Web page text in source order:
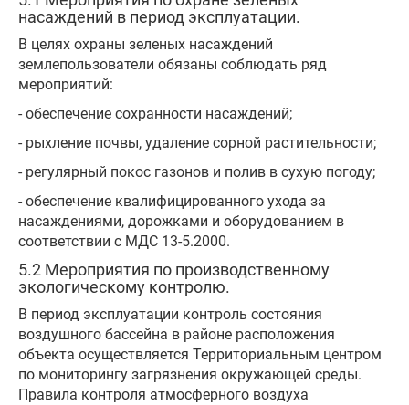
насаждений в период эксплуатации.
В целях охраны зеленых насаждений
землепользователи обязаны соблюдать ряд
мероприятий:
- обеспечение сохранности насаждений;
- рыхление почвы, удаление сорной растительности;
- регулярный покос газонов и полив в сухую погоду;
- обеспечение квалифицированного ухода за
насаждениями, дорожками и оборудованием в
соответствии с МДС 13-5.2000.
5.2 Мероприятия по производственному
экологическому контролю.
В период эксплуатации контроль состояния
воздушного бассейна в районе расположения
объекта осуществляется Территориальным центром
по мониторингу загрязнения окружающей среды.
Правила контроля атмосферного воздуха